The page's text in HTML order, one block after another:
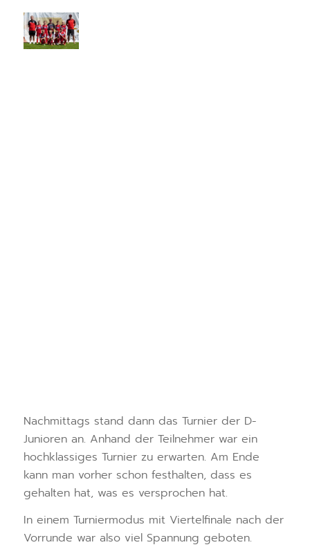
Nachmittags stand dann das Turnier der D-
Junioren an. Anhand der Teilnehmer war ein
hochklassiges Turnier zu erwarten. Am Ende
kann man vorher schon festhalten, dass es
gehalten hat, was es versprochen hat.
In einem Turniermodus mit Viertelfinale nach der
Vorrunde war also viel Spannung geboten.